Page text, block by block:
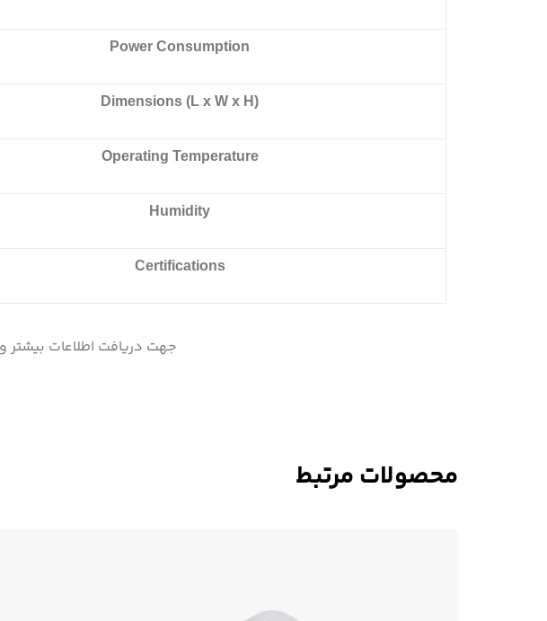
Power Consumption
Dimensions (L x W x H)
Operating Temperature
Humidity
Certifications
جهت دریافت اطلاعات
محصولات مرتبط